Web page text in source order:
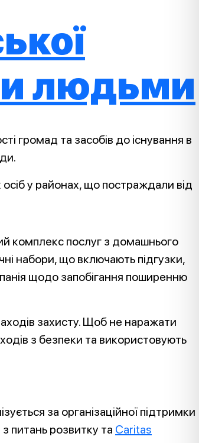
людьми
громад та засобів до існування в
у районах, що постраждали від
комплекс послуг з домашнього
набори, що включають підгузки,
щодо запобігання поширенню
захисту. Щоб не наражати
з безпеки та використовують
за організаційної підтримки
питань розвитку та Caritas